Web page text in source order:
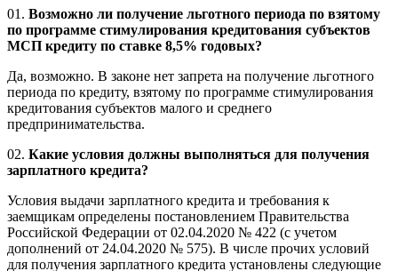
01. Возможно ли получение льготного периода по взятому
по программе стимулирования кредитования субъектов
МСП кредиту по ставке 8,5% годовых?
Да, возможно. В законе нет запрета на получение льготного
периода по кредиту, взятому по программе стимулирования
кредитования субъектов малого и среднего
предпринимательства.
02. Какие условия должны выполняться для получения
зарплатного кредита?
Условия выдачи зарплатного кредита и требования к
заемщикам определены постановлением Правительства
Российской Федерации от 02.04.2020 № 422 (с учетом
дополнений от 24.04.2020 № 575). В числе прочих условий
для получения зарплатного кредита установлены следующие